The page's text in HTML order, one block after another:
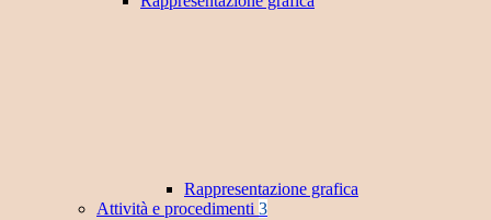
Rappresentazione grafica
Attività e procedimenti 3